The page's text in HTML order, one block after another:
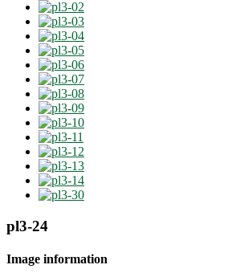
pl3-24
Image information